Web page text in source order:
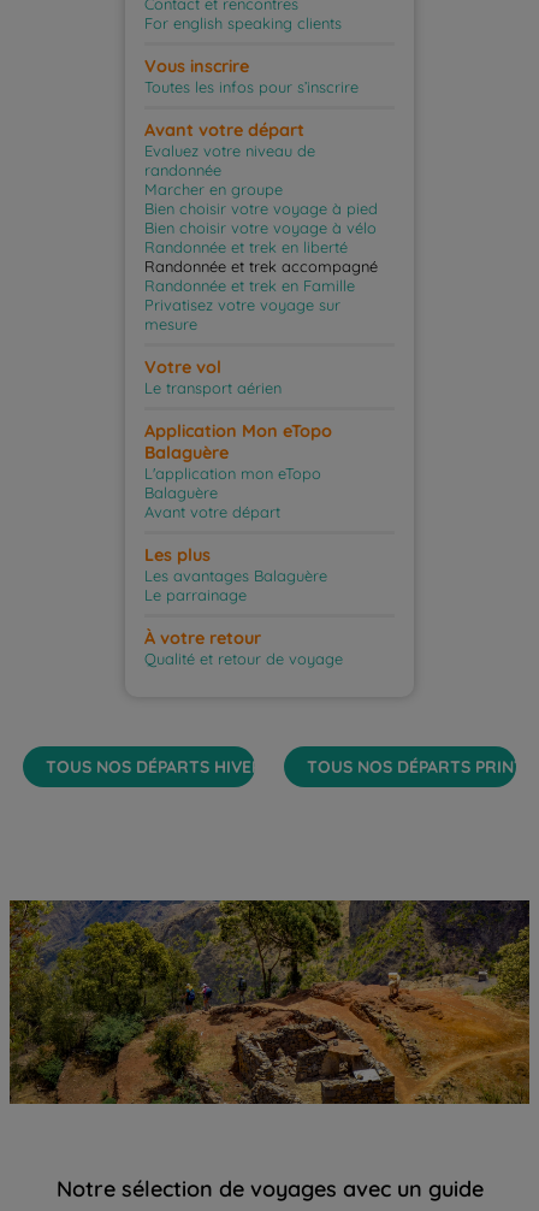
For english speaking clients
Vous inscrire
Toutes les infos pour s’inscrire
Avant votre départ
Evaluez votre niveau de
randonnée
Marcher en groupe
Bien choisir votre voyage à pied
Bien choisir votre voyage à vélo
Randonnée et trek en liberté
Randonnée et trek accompagné
Randonnée et trek en Famille
Privatisez votre voyage sur
mesure
Votre vol
Le transport aérien
Application Mon eTopo
Balaguère
L'application mon eTopo
Balaguère
Avant votre départ
Les plus
Les avantages Balaguère
Le parrainage
À votre retour
Qualité et retour de voyage
TOUS NOS DÉPARTS HIVER TOUS NOS DÉPARTS
Notre sélection de voyages avec un guide